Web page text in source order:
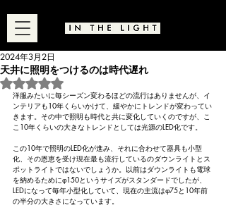
天井に照明をつけるのは時代遅れ
2024年3月2日
5つ星のうちNaNと評価されています。
洋服みたいに毎シーズン変わるほどの流行はありませんが、イ
ンテリアも10年くらいかけて、緩やかにトレンドが変わってい
きます。その中で照明も時代と共に変化していくのですが、こ
こ10年くらいの大きなトレンドとしては光源のLED化です。
この10年で照明のLED化が進み、それに合わせて器具も小型
化、その恩恵を受け現在最も流行しているのダウンライトとス
ポットライトではないでしょうか。以前はダウンライトも電球
を納めるためにφ150というサイズがスタンダードでしたが、
LEDになって毎年小型化していて、現在の主流はφ75と10年前
の半分の大きさになっています。